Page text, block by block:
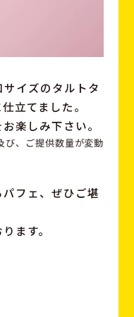
イズのタルトタ
立てました。
楽しみ下さい。
、ご提供数量が変動
フェ、ぜひご堪
ます。